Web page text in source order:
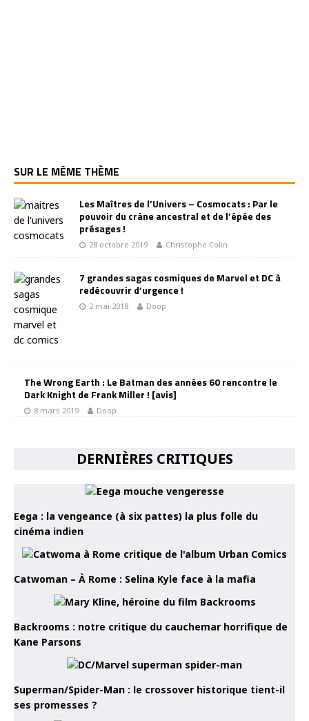
SUR LE MÊME THÈME
Les Maîtres de l’Univers – Cosmocats : Par le
pouvoir du crâne ancestral et de l’épée des
présages !
28 octobre 2019 Christophe Colin
7 grandes sagas cosmiques de Marvel et DC à
redécouvrir d’urgence !
2 mai 2018 Doop
The Wrong Earth : Le Batman des années 60 rencontre le
Dark Knight de Frank Miller ! [avis]
8 mars 2019 Doop
DERNIÈRES CRITIQUES
Eega : la vengeance (à six pattes) la plus folle du
cinéma indien
Catwoman – À Rome : Selina Kyle face à la mafia
Backrooms : notre critique du cauchemar horrifique de
Kane Parsons
Superman/Spider-Man : le crossover historique tient-il
ses promesses ?